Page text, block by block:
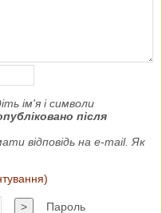
ім'я і символи
після
відповідь на e-mail. Як
> Пароль